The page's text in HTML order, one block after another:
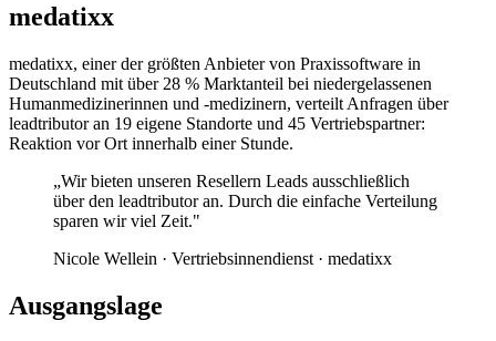
medatixx
medatixx, einer der größten Anbieter von Praxissoftware in
Deutschland mit über 28 % Marktanteil bei niedergelassenen
Humanmedizinerinnen und -medizinern, verteilt Anfragen über
leadtributor an 19 eigene Standorte und 45 Vertriebspartner:
Reaktion vor Ort innerhalb einer Stunde.
„Wir bieten unseren Resellern Leads ausschließlich
über den leadtributor an. Durch die einfache Verteilung
sparen wir viel Zeit."
Nicole Wellein · Vertriebsinnendienst · medatixx
Ausgangslage